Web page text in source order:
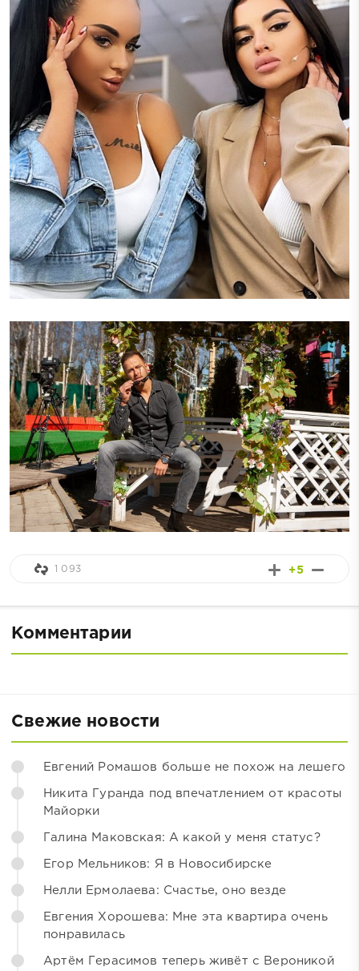
+5
1 093
Комментарии
Свежие новости
Евгений Ромашов больше не похож на лешего
Никита Гуранда под впечатлением от красоты
Майорки
Галина Маковская: А какой у меня статус?
Егор Мельников: Я в Новосибирске
Нелли Ермолаева: Счастье, оно везде
Евгения Хорошева: Мне эта квартира очень
понравилась
Артём Герасимов теперь живёт с Вероникой